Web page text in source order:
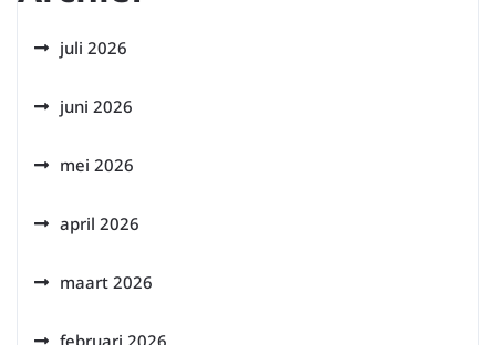
juli 2026
juni 2026
mei 2026
april 2026
maart 2026
februari 2026